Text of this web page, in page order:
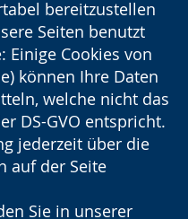
bereitzustellen
Seiten benutzt
Einige Cookies von
können Ihre Daten
welche nicht das
DS-GVO entspricht.
jederzeit über die
auf der Seite
Sie in unserer